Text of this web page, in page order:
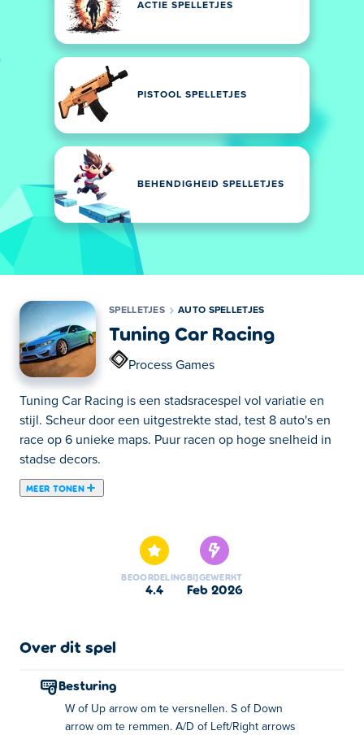
ACTIE SPELLETJES
PISTOOL SPELLETJES
BEHENDIGHEID SPELLETJES
SPELLETJES AUTO SPELLETJES
Tuning Car Racing
Process Games
Tuning Car Racing is een stadsracespel vol variatie en
stijl. Scheur door een uitgestrekte stad, test 8 auto's en
race op 6 unieke maps. Puur racen op hoge snelheid in
stadse decors.
MEER TONEN
unieke auto's en race op 6 spannende circuits met
diverse variaties. Voel de adrenalinekick van
hogesnelheidsraces terwijl je door de bruisende straten
domineren?
Hoe speel je Tuning Car Racing?
Versnellen: W of de pijltjestoets omhoog
BEOORDELING
4.4
BIJGEWERKT
feb 2026
Over dit spel
Besturing
W of Up arrow om te versnellen. S of Down
arrow om te remmen. A/D of Left/Right arrows